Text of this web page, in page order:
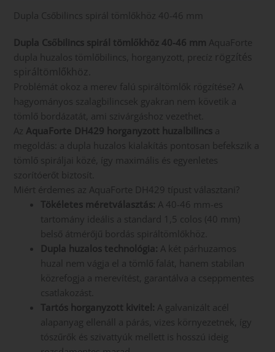
Dupla Csőbilincs spirál tömlőkhöz 40-46 mm
Dupla Csőbilincs spirál tömlőkhöz 40-46 mm AquaForte
dupla huzalos tömlőbilincs, horganyzott, precíz rögzítés
spiráltömlőkhöz.
Problémát okoz a merev falú spiráltömlők rögzítése? A
hagyományos szalagbilincsek gyakran nem követik a
tömlő bordázatát, ami szivárgáshoz vezethet.
Az AquaForte DH429 horganyzott huzalbilincs a
megoldás: a dupla huzalos kialakítás pontosan befekszik a
tömlő spiráljai közé, így maximális és egyenletes
szorítóerőt biztosít.
Miért érdemes az AquaForte DH429 típust választani?
Tökéletes méretválasztás: A 40-46 mm-es
tartomány ideális a standard 1,5 colos (40 mm)
belső átmérőjű bordás spiráltömlőkhöz.
Dupla huzalos technológia: A két párhuzamos
huzal nem vágja el a tömlő falát, hanem stabilan
közrefogja a merevítést, garantálva a cseppmentes
csatlakozást.
Tartós horganyzott kivitel: A galvanizált acél
alapanyag ellenáll a párás, vizes környezetnek, így
tószűrők és szivattyúk mellett is hosszú ideig